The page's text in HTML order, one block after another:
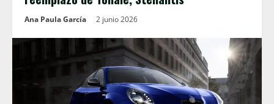
Ana Paula García 2 junio 2026